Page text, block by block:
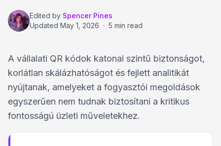
Edited by Spencer Pines
Updated May 1, 2026 · 5 min read
A vállalati QR kódok katonai szintű biztonságot,
korlátlan skálázhatóságot és fejlett analitikát
nyújtanak, amelyeket a fogyasztói megoldások
egyszerűen nem tudnak biztosítani a kritikus
fontosságú üzleti műveletekhez.